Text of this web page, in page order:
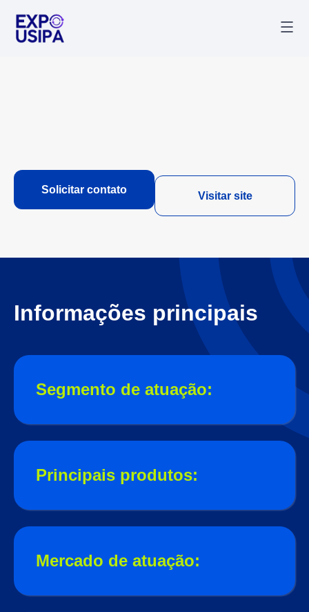
Solicitar contato
Visitar site
Informações principais
Segmento de atuação:
Principais produtos:
Mercado de atuação: